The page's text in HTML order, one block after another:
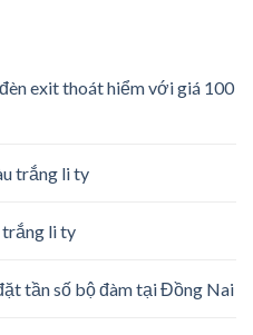
exit thoát hiểm với giá 100
trắng li ty
trắng li ty
tần số bộ đàm tại Đồng Nai